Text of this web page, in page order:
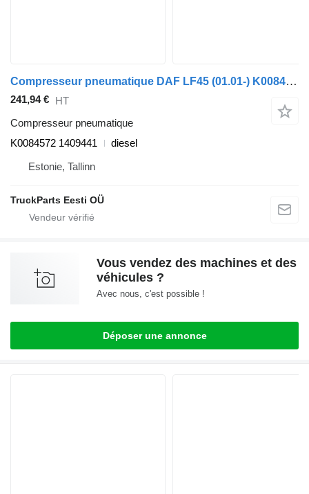
Compresseur pneumatique DAF LF45 (01.01-) K0084572 pour camion DAF LF45, LF55, LF180, CF65, CF75, CF85 (2001-)
241,94 € HT
Compresseur pneumatique
K0084572 1409441
diesel
Estonie, Tallinn
TruckParts Eesti OÜ
Vous vendez des machines et des
véhicules ?
Avec nous, c'est possible !
Déposer une annonce